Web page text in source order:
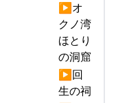
▶オ
クノ湾
ほとり
の洞窟
▶回
生の祠